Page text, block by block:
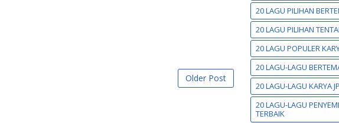
Older Post
20 LAGU PILIHAN
20 LAGU PILIHAN
20 LAGU POPULER
20 LAGU-LAGU
20 LAGU-LAGU KARYA
20 LAGU-LAGU
TERBAIK